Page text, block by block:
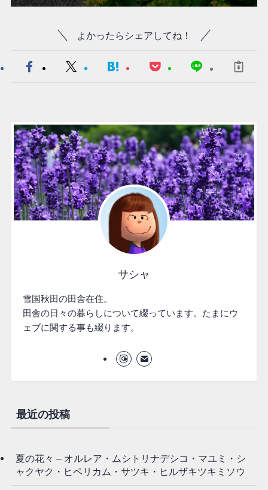
よかったらシェアしてね！
サシャ
雪国秋田の田舎在住。
田舎の日々の暮らしについて綴っています。たまにウ
ェブに関する事も綴ります。
最近の投稿
夏の花々 – オルレア・ムシトリナデシコ・マユミ・シ
ャクヤク・ヒペリカム・サツキ・ヒルザキツキミソウ